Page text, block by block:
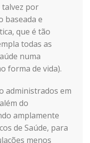
talvez por
baseada e
que é tão
todas as
numa
forma de vida).
administrados em
do
amplamente
de Saúde, para
menos